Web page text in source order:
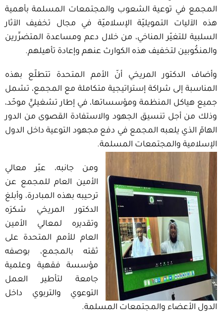
المجمع في توعية الشعوب والمجتمعات المسلمة بأهمية
هذه الآليات التمويليّة الإسلاميّة في مجال تخفيف الآثار
السلبية للتغيّر المناخي، من خلال دعم ومساعدة المتضرِّرين
والمنكُوبين لتخفيف هذه الكوارث عنهم وإعادة تأهيلهم.
وأضاف الدكتور المريخي أنّ الأمم المتحدة تتطلّع بهذه
المناسبة إلى شراكة إستراتيجية متكاملة مع المجمع، تشمل
جميع هياكل المنظمة ومؤسساتها، في إطار تشغيليٍّ موحّد،
وذلك من أجل تنسيق الجهود والاستفادة القصوى من الدور
الهامّ الذي يلعبه المجمع في دفع مجهود التوعية داخل الدول
الإسلامية والمجتمعات المسلمة.
ومن جانبه، عبّر معالي
الأمين العام للمجمع عن
ترحيبه بهذه المبادرة، وأبلغ
الدكتور المريخي شكرَه
وتقديره لمعالي الأمين
العام للأمم المتحدة على
ثقته بالمجمع، بوصفه
مؤسسة فقهية وعلمية
جامعة لتأطير العمل
التوعوي والتربوي داخل
الدول الأعضاء والمجتمعات المسلمة.